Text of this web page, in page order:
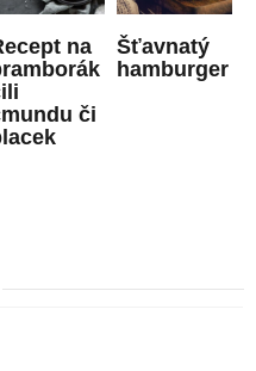
na
či
Šťavnatý
hamburger